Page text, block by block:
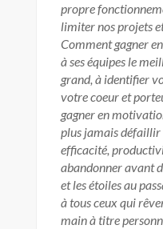
propre
limiter nos projets
Comment gagner
à ses équipes le
grand, à identifier
votre coeur et
gagner en
plus jamais défaillir
efficacité,
abandonner avant
et les étoiles au
à tous ceux qui
main à titre